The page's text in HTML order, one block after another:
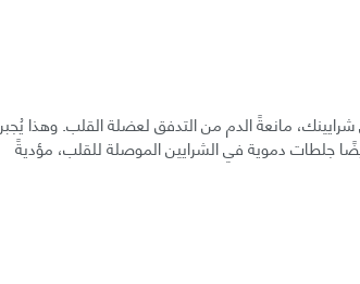
مانعةً الدم من التدفق لعضلة القلب. وهذا يُجبر
جلطات دموية في الشرايين الموصلة للقلب، مؤديةً